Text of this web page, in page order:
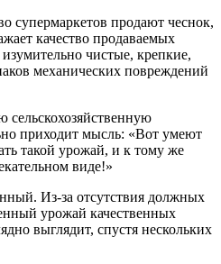
супермаркетов продают чеснок,
качество продаваемых
чистые, крепкие,
механических повреждений
сельскохозяйственную
приходит мысль: «Вот умеют
такой урожай, и к тому же
виде!»
Из-за отсутствия должных
урожай качественных
выглядит, спустя нескольких